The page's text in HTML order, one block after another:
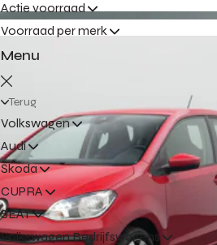
Actie voorraad
Voorraad per merk
Menu
Terug
Volkswagen
Audi
Škoda
CUPRA
SEAT
Volkswagen Bedrijfswagens